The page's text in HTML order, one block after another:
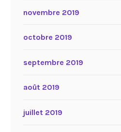
novembre 2019
octobre 2019
septembre 2019
août 2019
juillet 2019